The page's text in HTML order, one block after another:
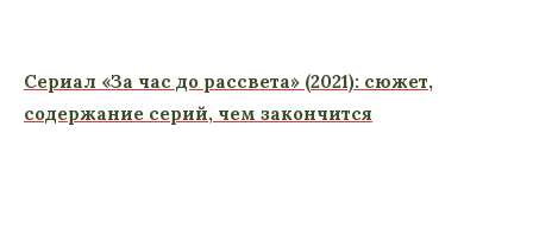
Сериал «За час до рассвета» (2021): сюжет,
содержание серий, чем закончится